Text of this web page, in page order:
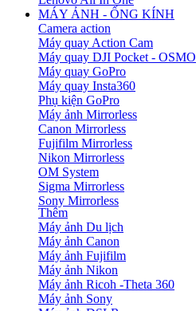
MÁY ẢNH - ỐNG KÍNH
Camera action
Máy quay Action Cam
Máy quay DJI Pocket - OSMO
Máy quay GoPro
Máy quay Insta360
Phụ kiện GoPro
Máy ảnh Mirrorless
Canon Mirrorless
Fujifilm Mirrorless
Nikon Mirrorless
OM System
Sigma Mirrorless
Sony Mirrorless
Thêm
Máy ảnh Du lịch
Máy ảnh Canon
Máy ảnh Fujifilm
Máy ảnh Nikon
Máy ảnh Ricoh -Theta 360
Máy ảnh Sony